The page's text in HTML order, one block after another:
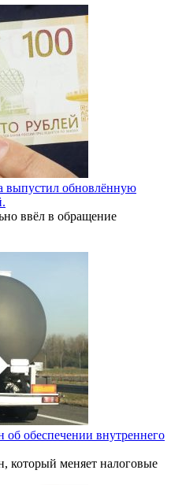
выпустил обновлённую
ввёл в обращение
обеспечении внутреннего
который меняет налоговые